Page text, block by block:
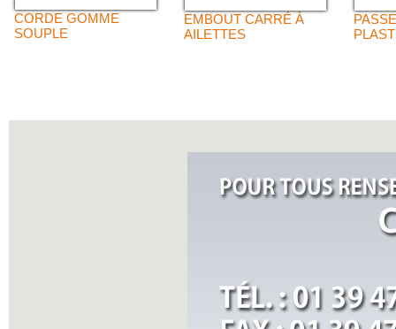
CORDE GOMME
SOUPLE
EMBOUT CARRÉ À
AILETTES